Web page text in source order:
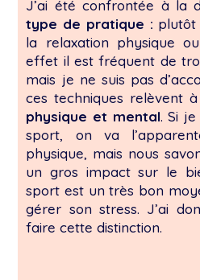
J’ai été confrontée à la
type de pratique : plutôt
la relaxation physique
effet il est fréquent de
mais je ne suis pas
ces techniques relèvent
physique et mental. Si
sport, on va
physique, mais nous
un gros impact sur le
sport est un très bon
gérer son stress. J’ai
faire cette distinction.